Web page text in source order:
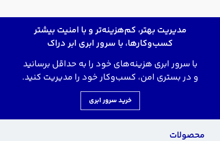
مدیریت بهتر، کم‌هزینه‌تر و با امنیت بیشتر
کسب‌وکارها، با سرور ابری ابر دراک
با سرور ابری هزینه‌های خود را به حداقل برسانید
و در بستری امن، کسب‌وکار خود را مدیریت کنید.
خرید سرور ابری
محصولات